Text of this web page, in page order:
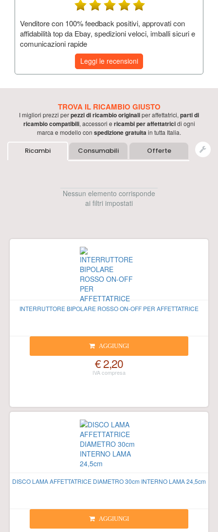
Venditore con 100% feedback positivi, approvati con
affidabilità top da Ebay, spedizioni veloci, imballi sicuri e
comunicazioni rapide
Leggi le recensioni
TROVA IL RICAMBIO GIUSTO
I migliori prezzi perpezzi di ricambio originaliperaffettatrici, parti di
ricambio compatibili, accessori e ricambi peraffettatricidi ogni
marca e modello con spedizione gratuitain tutta Italia.
Ricambi Consumabili Offerte
Nessun elemento corrisponde
ai filtri impostati
INTERRUTTORE BIPOLARE ROSSO ON-OFF PER AFFETTATRICE
AGGIUNGI
€ 2,20
DISCO LAMA AFFETTATRICE DIAMETRO 30cm INTERNO LAMA 24,5cm
AGGIUNGI